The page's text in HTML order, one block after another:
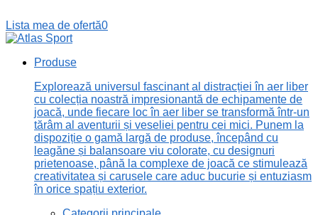
Lista mea de ofertă0
Produse
Explorează universul fascinant al distracției în aer liber
cu colecția noastră impresionantă de echipamente de
joacă, unde fiecare loc în aer liber se transformă într-un
tărâm al aventurii și veseliei pentru cei mici. Punem la
dispoziție o gamă largă de produse, începând cu
leagăne și balansoare viu colorate, cu designuri
prietenoase, până la complexe de joacă ce stimulează
creativitatea și carusele care aduc bucurie și entuziasm
în orice spațiu exterior.